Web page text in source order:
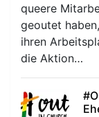
queere
geoutet
ihren
die Aktion…